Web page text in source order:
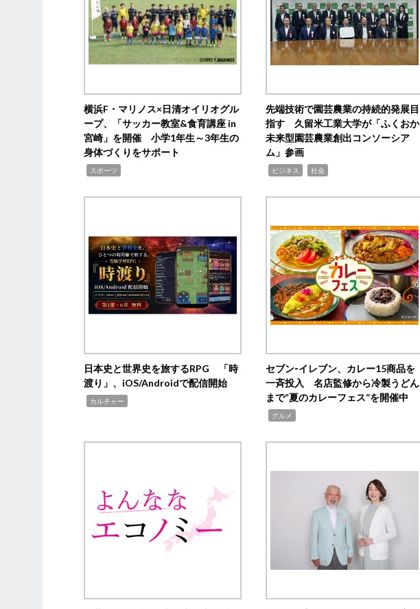
横浜F・マリノス×日清オイリオグル
ープ、「サッカー教室&食育講座 in
宮崎」を開催 小学1年生～3年生の
身体づくりをサポート
スポーツ
先端技術で園芸農業の持続的発展目
指す 久留米工業大学が「ふくおか
未来型園芸農業創出コンソーシア
ム」参画
ビジネス 社会
日本史と世界史を旅するRPG 「時
渡り」、iOS/Androidで配信開始
カルチャー
セブン‐イレブン、カレー15商品を
一斉投入 名店監修から冷製うどん
まで“夏のカレーフェス”を開催中
グルメ